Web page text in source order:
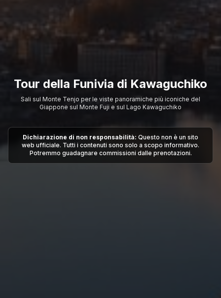
Tour della Funivia di Kawaguchiko
Sali sul Monte Tenjo per le viste panoramiche più iconiche del
Giappone sul Monte Fuji e sul Lago Kawaguchiko
Dichiarazione di non responsabilità: Questo non è un sito
web ufficiale. Tutti i contenuti sono solo a scopo informativo.
Potremmo guadagnare commissioni dalle prenotazioni.